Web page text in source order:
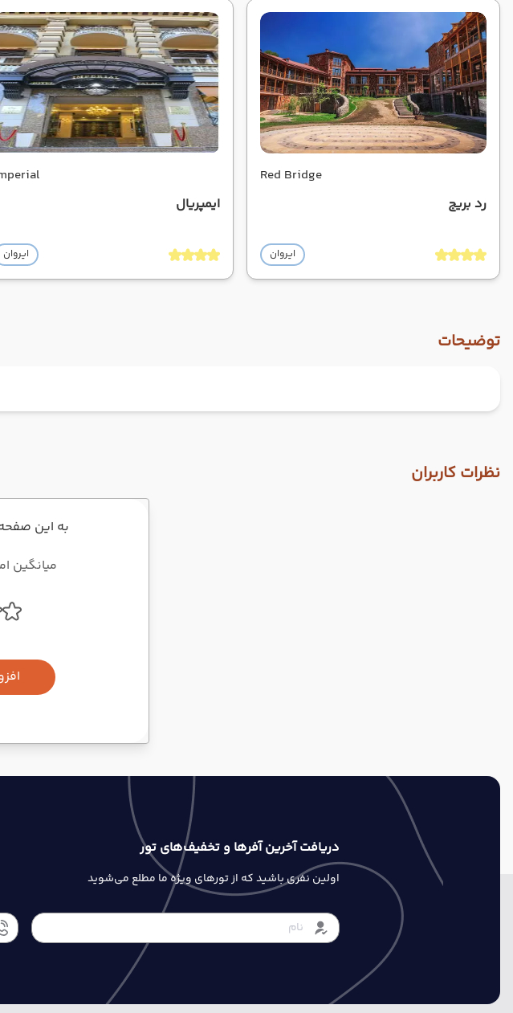
Red Bridge
رد بریج
ایروان
ایمپریال
ایروان
توضیحات
نظرات کاربران
به این
میانگین امتیاز 0 از 5 (
دریافت آخرین آفرها و تخفیف‌های تور
اولین نفری باشید که از تورهای ویژه ما مطلع می‌شوید